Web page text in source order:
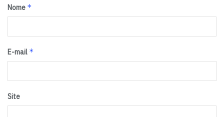
Nome *
E-mail *
Site